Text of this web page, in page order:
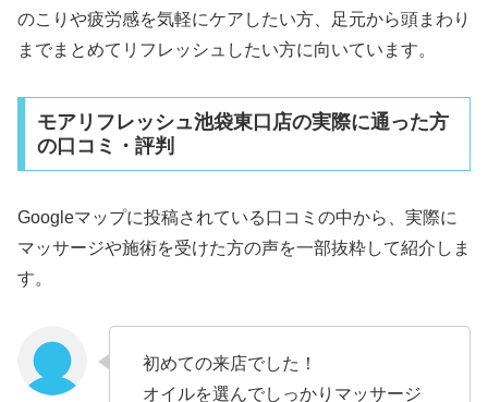
のこりや疲労感を気軽にケアしたい方、足元から頭まわり
までまとめてリフレッシュしたい方に向いています。
モアリフレッシュ池袋東口店の実際に通った方
の口コミ・評判
Googleマップに投稿されている口コミの中から、実際に
マッサージや施術を受けた方の声を一部抜粋して紹介しま
す。
初めての来店でした！
オイルを選んでしっかりマッサージ